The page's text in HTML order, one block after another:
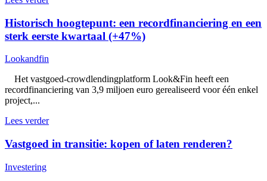
Historisch hoogtepunt: een recordfinanciering en een
sterk eerste kwartaal (+47%)
Lookandfin
Het vastgoed-crowdlendingplatform Look&Fin heeft een
recordfinanciering van 3,9 miljoen euro gerealiseerd voor één enkel
project,...
Lees verder
Vastgoed in transitie: kopen of laten renderen?
Investering